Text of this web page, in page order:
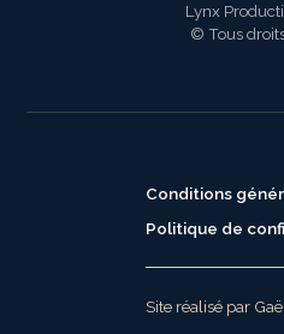
Lynx
© Tous
Conditions
Politique de
Site réalisé par